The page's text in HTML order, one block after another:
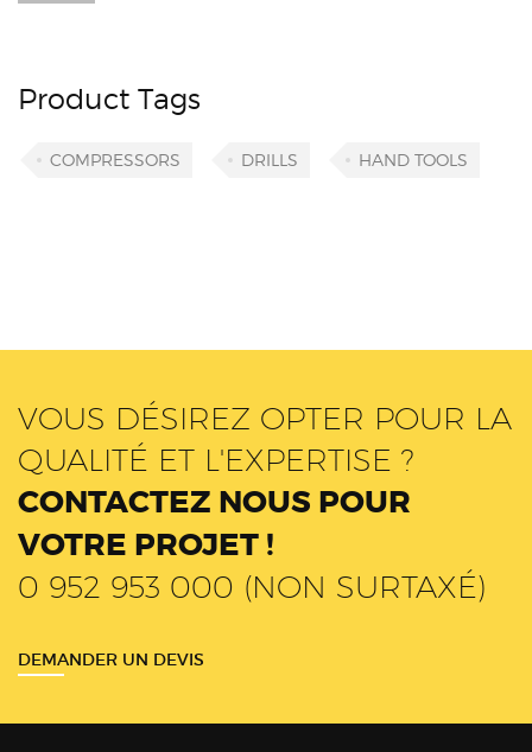
Product Tags
COMPRESSORS DRILLS HAND TOOLS
VOUS DÉSIREZ OPTER POUR LA
QUALITÉ ET L'EXPERTISE ?
CONTACTEZ NOUS POUR
VOTRE PROJET !
0 952 953 000 (NON SURTAXÉ)
DEMANDER UN DEVIS